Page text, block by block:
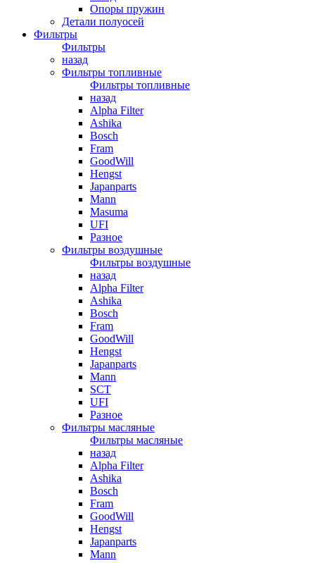
Опоры пружин
Детали полуосей
Фильтры
Фильтры
назад
Фильтры топливные
Фильтры топливные
назад
Alpha Filter
Ashika
Bosch
Fram
GoodWill
Hengst
Japanparts
Mann
Masuma
UFI
Разное
Фильтры воздушные
Фильтры воздушные
назад
Alpha Filter
Ashika
Bosch
Fram
GoodWill
Hengst
Japanparts
Mann
SCT
UFI
Разное
Фильтры масляные
Фильтры масляные
назад
Alpha Filter
Ashika
Bosch
Fram
GoodWill
Hengst
Japanparts
Mann